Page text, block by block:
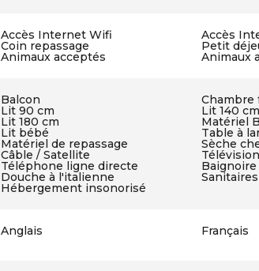
Accès Internet Wifi Accès
Coin repassage Petit
Animaux acceptés Animaux
Balcon Chambre
Lit 90 cm Lit 140 cm
Lit 180 cm Matériel
Lit bébé Table à
Matériel de repassage Sèche
Câble / Satellite Télévision
Téléphone ligne directe Baignoire
Douche à l'italienne
Hébergement insonorisé
Anglais Français